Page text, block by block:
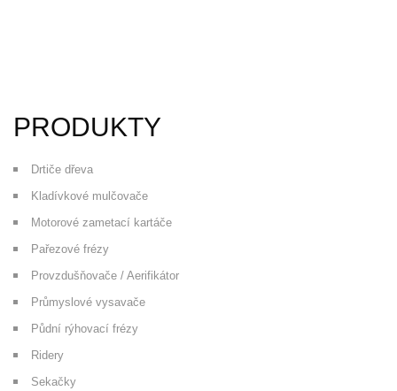
PRODUKTY
Drtiče dřeva
Kladívkové mulčovače
Motorové zametací kartáče
Pařezové frézy
Provzdušňovače / Aerifikátor
Průmyslové vysavače
Půdní rýhovací frézy
Ridery
Sekačky